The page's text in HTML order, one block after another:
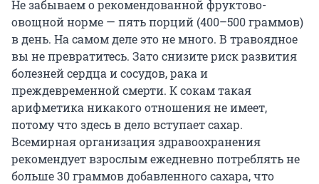
Не забываем о рекомендованной фруктово-
овощной норме — пять порций (400–500 граммов)
в день. На самом деле это не много. В травоядное
вы не превратитесь. Зато снизите риск развития
болезней сердца и сосудов, рака и
преждевременной смерти. К сокам такая
арифметика никакого отношения не имеет,
потому что здесь в дело вступает сахар.
Всемирная организация здравоохранения
рекомендует взрослым ежедневно потреблять не
больше 30 граммов добавленного сахара, что